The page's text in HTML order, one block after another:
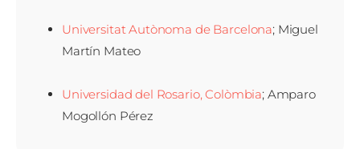
Universitat Autònoma de Barcelona; Miguel
Martín Mateo
Universidad del Rosario, Colòmbia; Amparo
Mogollón Pérez